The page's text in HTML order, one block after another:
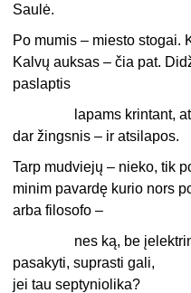
Saulė.
Po mumis – miesto stogai.
Kalvų auksas – čia pat.
paslaptis
lapams krintant,
dar žingsnis – ir atsilapos.
Tarp mudviejų – nieko, tik
minim pavardę kurio nors
arba filosofo –
nes ką, be
pasakyti, suprasti gali,
jei tau septyniolika?